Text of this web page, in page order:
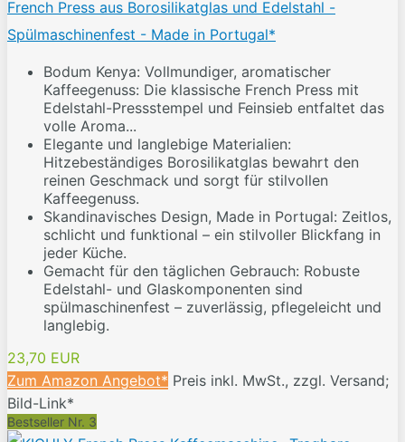
French Press aus Borosilikatglas und Edelstahl -
Spülmaschinenfest - Made in Portugal*
Bodum Kenya: Vollmundiger, aromatischer
Kaffeegenuss: Die klassische French Press mit
Edelstahl-Pressstempel und Feinsieb entfaltet das
volle Aroma...
Elegante und langlebige Materialien:
Hitzebeständiges Borosilikatglas bewahrt den
reinen Geschmack und sorgt für stilvollen
Kaffeegenuss.
Skandinavisches Design, Made in Portugal: Zeitlos,
schlicht und funktional – ein stilvoller Blickfang in
jeder Küche.
Gemacht für den täglichen Gebrauch: Robuste
Edelstahl- und Glaskomponenten sind
spülmaschinenfest – zuverlässig, pflegeleicht und
langlebig.
23,70 EUR
Zum Amazon Angebot* Preis inkl. MwSt., zzgl. Versand;
Bild-Link*
Bestseller Nr. 3